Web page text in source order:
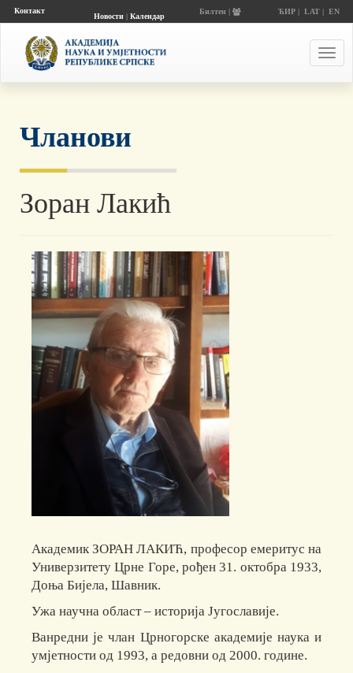
Контакт
Новости| Календар
Билтен | ЋИР| LAT| EN
Чланови
Зоран Лакић
Академик ЗОРАН ЛАКИЋ, професор емеритус на
Универзитету Црне Горе, рођен 31. октобра 1933,
Доња Бијела, Шавник.
Ужа научна област – историја Југославије.
Ванредни је члан Црногорске академије наука и
умјетности од 1993, а редовни од 2000. године.